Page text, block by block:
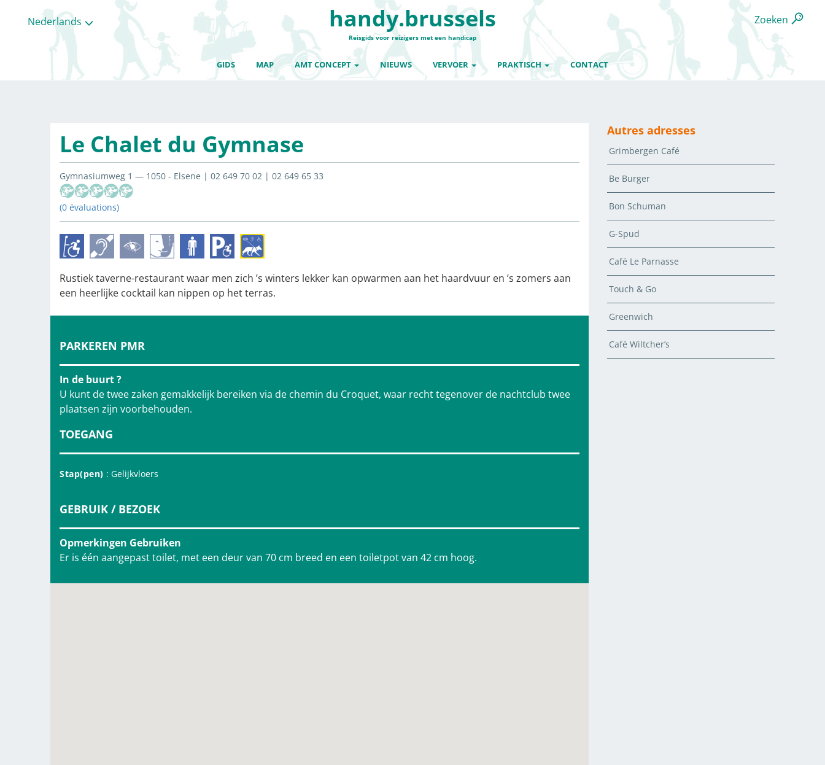
Nederlands handy.brussels
Reisgids voor reizigers met een handicap
Zoeken
GIDS MAP AMT CONCEPT NIEUWS VERVOER PRAKTISCH CONTACT
Le Chalet du Gymnase
Gymnasiumweg 1 — 1050 - Elsene | 02 649 70 02 | 02 649 65 33
(0 évaluations)
Rustiek taverne-restaurant waar men zich ’s winters lekker kan opwarmen aan het haardvuur en ’s zomers aan
een heerlijke cocktail kan nippen op het terras.
PARKEREN PMR
In de buurt ?
U kunt de twee zaken gemakkelijk bereiken via de chemin du Croquet, waar recht tegenover de nachtclub twee
plaatsen zijn voorbehouden.
TOEGANG
Stap(pen) : Gelijkvloers
GEBRUIK / BEZOEK
Opmerkingen Gebruiken
Er is één aangepast toilet, met een deur van 70 cm breed en een toiletpot van 42 cm hoog.
Autres adresses
Grimbergen Café
Be Burger
Bon Schuman
G-Spud
Café Le Parnasse
Touch & Go
Greenwich
Café Wiltcher’s
Alle
categorieën